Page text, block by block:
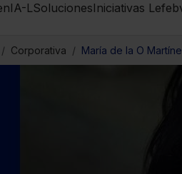
LSolucionesIniciativas
Corporativa María de la O